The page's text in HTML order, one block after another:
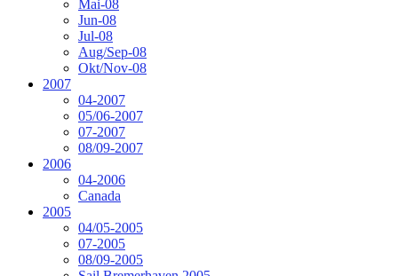
Mai-08
Jun-08
Jul-08
Aug/Sep-08
Okt/Nov-08
2007
04-2007
05/06-2007
07-2007
08/09-2007
2006
04-2006
Canada
2005
04/05-2005
07-2005
08/09-2005